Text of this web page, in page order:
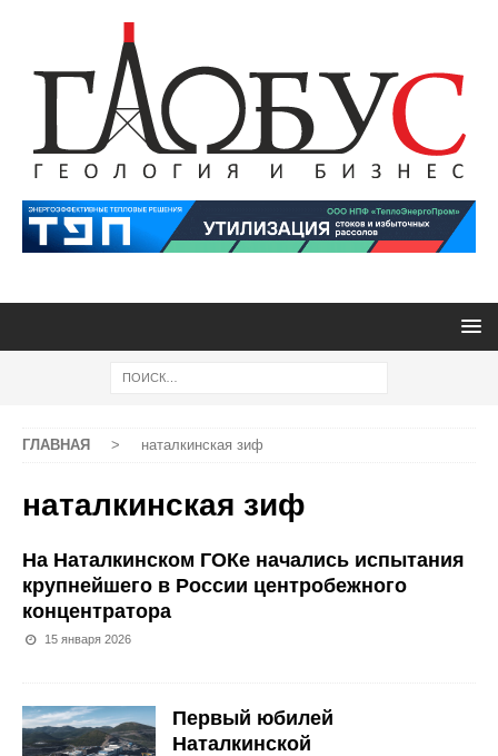
ГЛАВНАЯ > наталкинская зиф
наталкинская зиф
На Наталкинском ГОКе начались испытания
крупнейшего в России центробежного
концентратора
15 января 2026
Первый юбилей
Наталкинской